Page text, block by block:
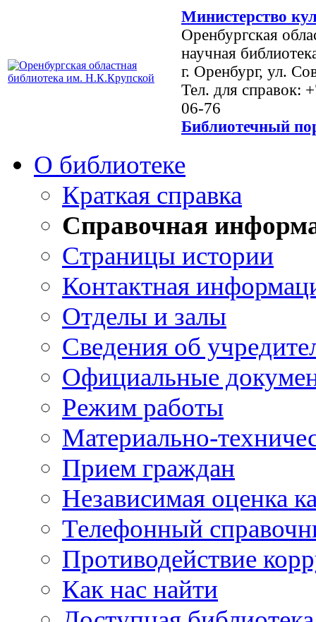
Министерство
Оренбургская
научная
г. Оренбург, ул.
Тел. для справок:
06-76
Библиотечный
О библиотеке
Краткая справка
Справочная
Страницы истории
Контактная
Отделы и залы
Сведения об
Официальные
Режим работы
Материально-
Прием граждан
Независимая оценка
Телефонный
Противодействие
Как нас найти